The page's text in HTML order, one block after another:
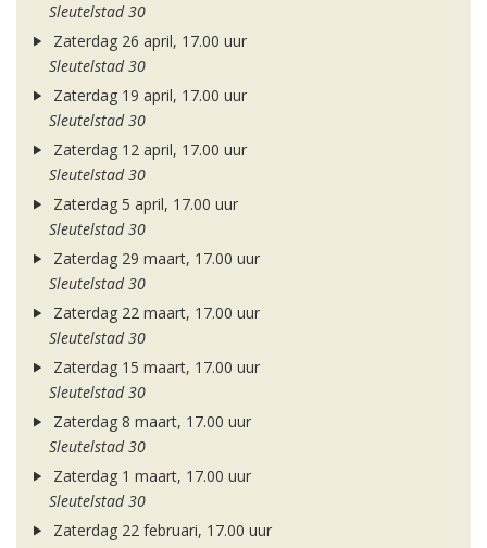
Sleutelstad 30
Zaterdag 26 april, 17.00 uur
Sleutelstad 30
Zaterdag 19 april, 17.00 uur
Sleutelstad 30
Zaterdag 12 april, 17.00 uur
Sleutelstad 30
Zaterdag 5 april, 17.00 uur
Sleutelstad 30
Zaterdag 29 maart, 17.00 uur
Sleutelstad 30
Zaterdag 22 maart, 17.00 uur
Sleutelstad 30
Zaterdag 15 maart, 17.00 uur
Sleutelstad 30
Zaterdag 8 maart, 17.00 uur
Sleutelstad 30
Zaterdag 1 maart, 17.00 uur
Sleutelstad 30
Zaterdag 22 februari, 17.00 uur